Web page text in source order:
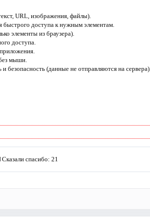
URL, изображения, файлы).
быстрого доступа к нужным элементам.
элементы из браузера).
доступа.
мыши.
безопасность (данные не отправляются на сервера).
Сказали спасибо: 21